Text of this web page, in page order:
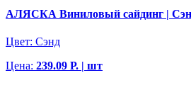
АЛЯСКА Виниловый сайдинг |
Цвет: Сэнд
Цена: 239.09 Р. | шт